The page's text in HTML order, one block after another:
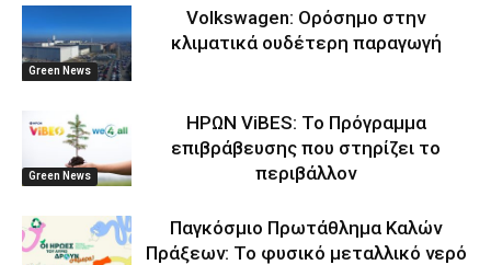
Green News
Volkswagen: Ορόσημο στην
κλιματικά ουδέτερη παραγωγή
Green News
ΗΡΩΝ ViBES: Το Πρόγραμμα
επιβράβευσης που στηρίζει το
περιβάλλον
Παγκόσμιο Πρωτάθλημα Καλών
Πράξεων: Το φυσικό μεταλλικό νερό